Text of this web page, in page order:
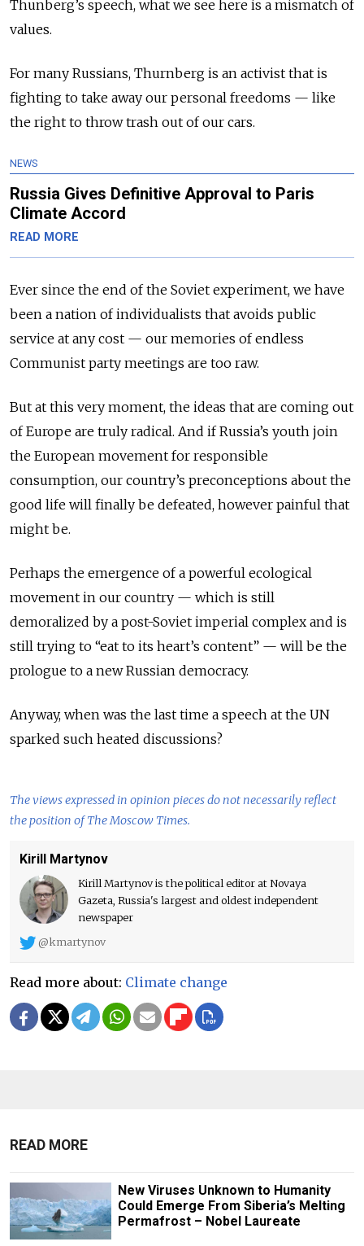
Thunberg’s speech, what we see here is a mismatch of
values.
For many Russians, Thurnberg is an activist that is
fighting to take away our personal freedoms — like
the right to throw trash out of our cars.
NEWS
Russia Gives Definitive Approval to Paris
Climate Accord
READ MORE
Ever since the end of the Soviet experiment, we have
been a nation of individualists that avoids public
service at any cost — our memories of endless
Communist party meetings are too raw.
But at this very moment, the ideas that are coming out
of Europe are truly radical. And if Russia’s youth join
the European movement for responsible
consumption, our country’s preconceptions about the
good life will finally be defeated, however painful that
might be.
Perhaps the emergence of a powerful ecological
movement in our country — which is still
demoralized by a post-Soviet imperial complex and is
still trying to “eat to its heart’s content” — will be the
prologue to a new Russian democracy.
Anyway, when was the last time a speech at the UN
sparked such heated discussions?
The views expressed in opinion pieces do not necessarily reflect
the position of The Moscow Times.
Kirill Martynov
Kirill Martynov is the political editor at Novaya
Gazeta, Russia's largest and oldest independent
newspaper
@kmartynov
Read more about: Climate change
READ MORE
New Viruses Unknown to Humanity
Could Emerge From Siberia’s Melting
Permafrost – Nobel Laureate